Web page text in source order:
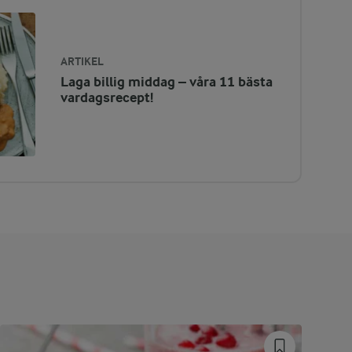
ARTIKEL
Laga billig middag – våra 11 bästa
vardagsrecept!